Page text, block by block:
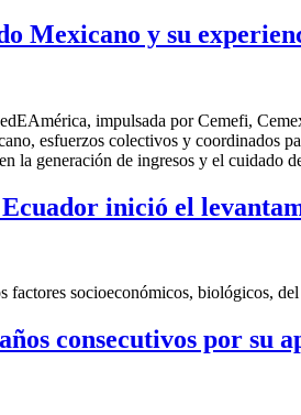
Mexicano y su
impulsada por Cemefi,
esfuerzos colectivos y coordinados
la generación de ingresos y el cuidado
inició el
factores socioeconómicos, biológicos,
consecutivos por su